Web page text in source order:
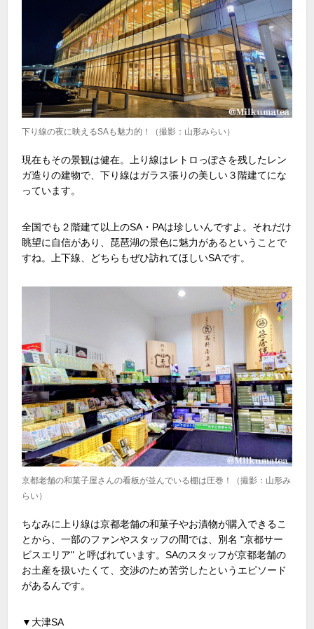
下り線の夜に映えるSAも魅力的！（撮影：山形みらい）
現在もその景観は健在。上り線はレトロっぽさを残したレン
ガ造りの建物で、下り線はガラス張りの美しい３階建てにな
っています。
全国でも２階建て以上のSA ・ PAは珍しいんですよ。それだけ
眺望に自信があり、琵琶湖の景色に魅力があるということで
すね。上下線、どちらもぜひ訪れてほしいSAです。
京都老舗の和菓子屋さんの看板が並んでいる棚は圧巻！（撮影：山形み
らい）
ちなみに上り線は京都老舗の和菓子やお漬物が購入できるこ
とから、一部のファンやスタッフの間では、別名 "京都サー
ビスエリア" と呼ばれています。SAのスタッフが京都老舗の
お土産を扱いたくて、交渉のため苦労したというエピソード
があるんです。
▼大津SA